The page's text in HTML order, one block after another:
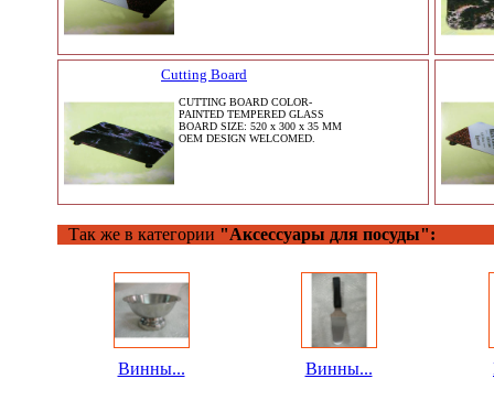
Cutting Board
CUTTING BOARD COLOR-
PAINTED TEMPERED GLASS
BOARD SIZE: 520 x 300 x 35 MM
OEM DESIGN WELCOMED.
Так же в категории "Аксессуары для посуды":
Винны... Винны...